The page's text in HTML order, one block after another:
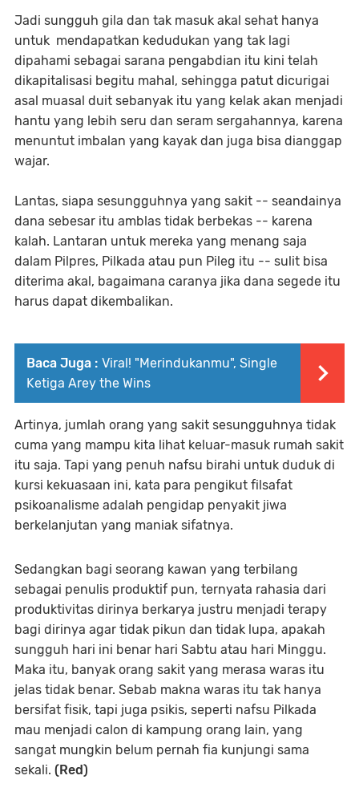
Jadi sungguh gila dan tak masuk akal sehat hanya
untuk mendapatkan kedudukan yang tak lagi
dipahami sebagai sarana pengabdian itu kini telah
dikapitalisasi begitu mahal, sehingga patut dicurigai
asal muasal duit sebanyak itu yang kelak akan menjadi
hantu yang lebih seru dan seram sergahannya, karena
menuntut imbalan yang kayak dan juga bisa dianggap
wajar.
Lantas, siapa sesungguhnya yang sakit -- seandainya
dana sebesar itu amblas tidak berbekas -- karena
kalah. Lantaran untuk mereka yang menang saja
dalam Pilpres, Pilkada atau pun Pileg itu -- sulit bisa
diterima akal, bagaimana caranya jika dana segede itu
harus dapat dikembalikan.
Baca Juga : Viral! "Merindukanmu", Single
Ketiga Arey the Wins
Artinya, jumlah orang yang sakit sesungguhnya tidak
cuma yang mampu kita lihat keluar-masuk rumah sakit
itu saja. Tapi yang penuh nafsu birahi untuk duduk di
kursi kekuasaan ini, kata para pengikut filsafat
psikoanalisme adalah pengidap penyakit jiwa
berkelanjutan yang maniak sifatnya.
Sedangkan bagi seorang kawan yang terbilang
sebagai penulis produktif pun, ternyata rahasia dari
produktivitas dirinya berkarya justru menjadi terapy
bagi dirinya agar tidak pikun dan tidak lupa, apakah
sungguh hari ini benar hari Sabtu atau hari Minggu.
Maka itu, banyak orang sakit yang merasa waras itu
jelas tidak benar. Sebab makna waras itu tak hanya
bersifat fisik, tapi juga psikis, seperti nafsu Pilkada
mau menjadi calon di kampung orang lain, yang
sangat mungkin belum pernah fia kunjungi sama
sekali. (Red)